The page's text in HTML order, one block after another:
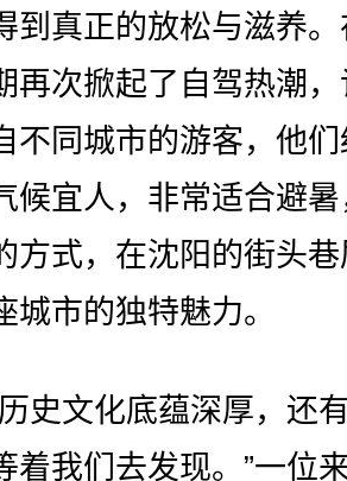
到真正的放松与滋养
再次掀起了自驾热潮
不同城市的游客，他
候宜人，非常适合避
方式，在沈阳的街头
城市的独特魅力。
文化底蕴深厚，还
着我们去发现。”一位